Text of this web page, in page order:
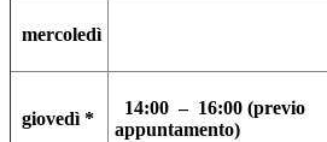
mercoledì
giovedì *
14:00 – 16:00 (previo
appuntamento)